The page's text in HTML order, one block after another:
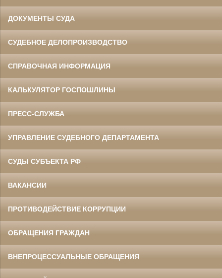
ДОКУМЕНТЫ СУДА
СУДЕБНОЕ ДЕЛОПРОИЗВОДСТВО
СПРАВОЧНАЯ ИНФОРМАЦИЯ
КАЛЬКУЛЯТОР ГОСПОШЛИНЫ
ПРЕСС-СЛУЖБА
УПРАВЛЕНИЕ СУДЕБНОГО ДЕПАРТАМЕНТА
СУДЫ СУБЪЕКТА РФ
ВАКАНСИИ
ПРОТИВОДЕЙСТВИЕ КОРРУПЦИИ
ОБРАЩЕНИЯ ГРАЖДАН
ВНЕПРОЦЕССУАЛЬНЫЕ ОБРАЩЕНИЯ